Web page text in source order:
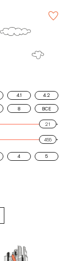
4.1 4.2
8 ВСЕ
4 5